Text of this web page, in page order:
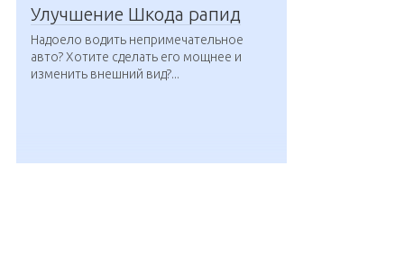
Улучшение Шкода рапид
Надоело водить непримечательное
авто? Хотите сделать его мощнее и
изменить внешний вид?...